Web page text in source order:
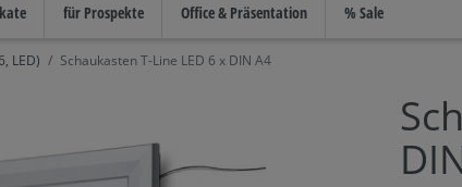
für Prospekte Office & Präsentation % Sale
LED) Schaukasten T-Line LED 6 x DIN A4